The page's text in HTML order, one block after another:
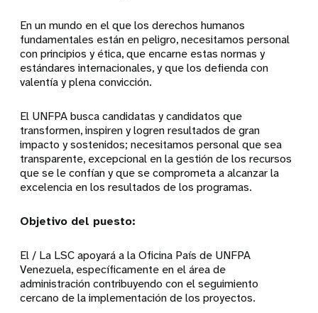
En un mundo en el que los derechos humanos
fundamentales están en peligro, necesitamos personal
con principios y ética, que encarne estas normas y
estándares internacionales, y que los defienda con
valentía y plena convicción.
El UNFPA busca candidatas y candidatos que
transformen, inspiren y logren resultados de gran
impacto y sostenidos; necesitamos personal que sea
transparente, excepcional en la gestión de los recursos
que se le confían y que se comprometa a alcanzar la
excelencia en los resultados de los programas.
Objetivo del puesto:
El / La LSC apoyará a la Oficina País de UNFPA
Venezuela, específicamente en el área de
administración contribuyendo con el seguimiento
cercano de la implementación de los proyectos.